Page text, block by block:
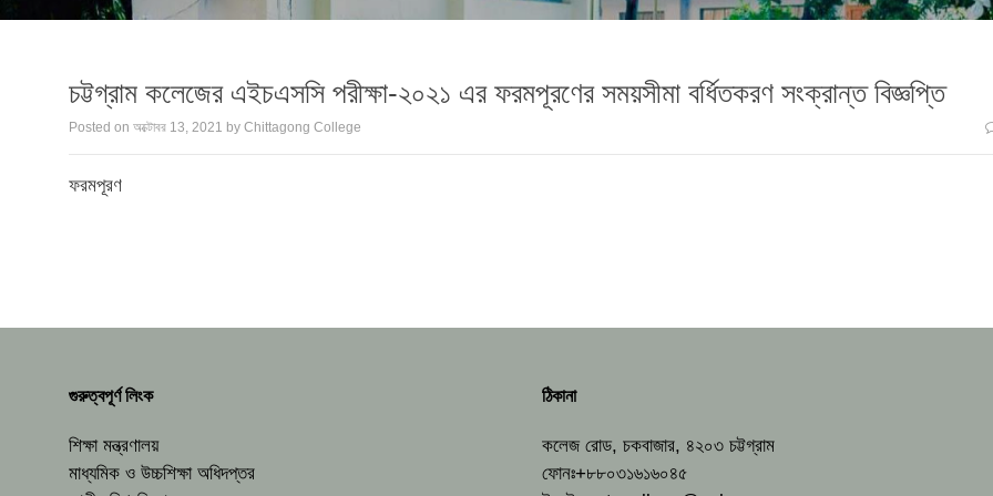
চট্টগ্রাম কলেজের এইচএসসি পরীক্ষা-২০২১ এর ফরমপূরণের সময়সীমা বর্ধিতকরণ সংক্রান্ত বিজ্ঞপ্তি
Posted on অক্টোবর 13, 2021 by Chittagong College
ফরমপূরণ
গুরুত্বপূর্ণ লিংক
শিক্ষা মন্ত্রণালয়
মাধ্যমিক ও উচ্চশিক্ষা অধিদপ্তর
ঠিকানা
কলেজ রোড, চকবাজার, ৪২০৩ চট্টগ্রাম
ফোনঃ+৮৮০৩১৬১৬০৪৫